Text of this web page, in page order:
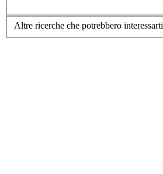
Altre ricerche che potrebbero interessarti